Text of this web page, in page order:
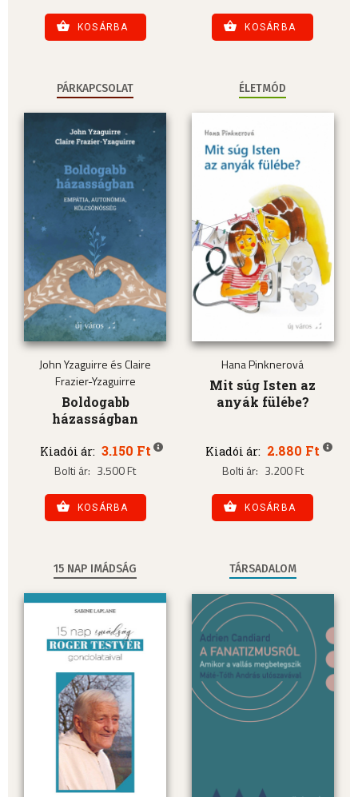
KOSÁRBA KOSÁRBA
PÁRKAPCSOLAT
John Yzaguirre és Claire
Frazier-Yzaguirre
Boldogabb
házasságban
Kiadói ár: 3.150 Ft
Bolti ár: 3.500 Ft
KOSÁRBA
ÉLETMÓD
Hana Pinknerová
Mit súg Isten az
anyák fülébe?
Kiadói ár: 2.880 Ft
Bolti ár: 3.200 Ft
KOSÁRBA
15 NAP IMÁDSÁG TÁRSADALOM